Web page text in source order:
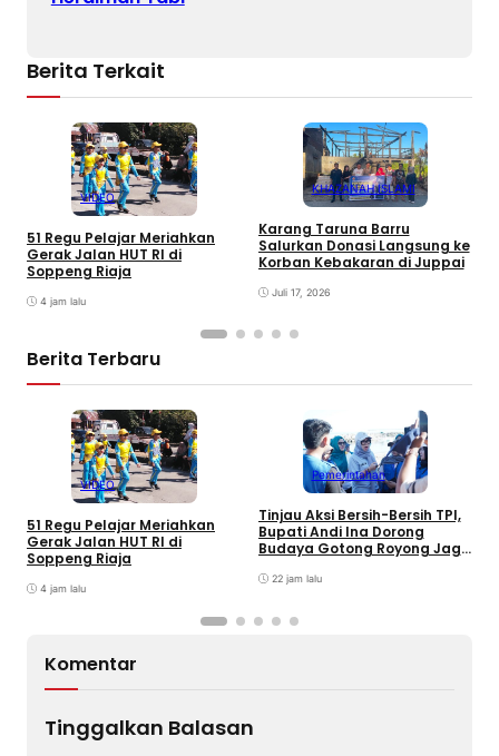
Berita Terkait
VIDEO
51 Regu Pelajar Meriahkan
Gerak Jalan HUT RI di
Soppeng Riaja
4 jam lalu
KHAZANAH ISLAMI
Karang Taruna Barru
Salurkan Donasi Langsung ke
Korban Kebakaran di Juppai
Juli 17, 2026
Berita Terbaru
VIDEO
51 Regu Pelajar Meriahkan
Gerak Jalan HUT RI di
Soppeng Riaja
4 jam lalu
Pemerintahan
Tinjau Aksi Bersih-Bersih TPI,
Bupati Andi Ina Dorong
Budaya Gotong Royong Jaga
22 jam lalu
Komentar
Tinggalkan Balasan